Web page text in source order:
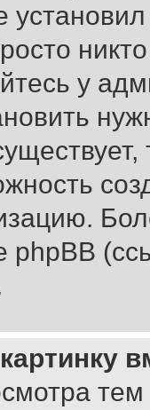
у
phpBB